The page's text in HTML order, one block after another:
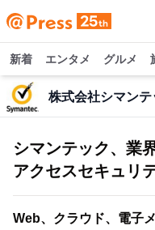
新着 エンタメ グルメ
株式会社シマンテ
シマンテック、業
アクセスセキュリ
Web、クラウド、電子